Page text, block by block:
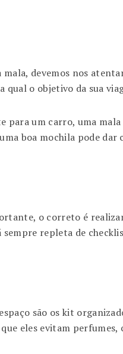
devemos nos
qual o objetivo da sua
para um carro, uma
boa mochila pode dar
o correto é
repleta de
são os kit
eles evitam